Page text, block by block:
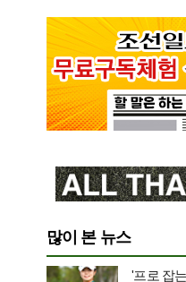
많이 본 뉴스
'프로 잡